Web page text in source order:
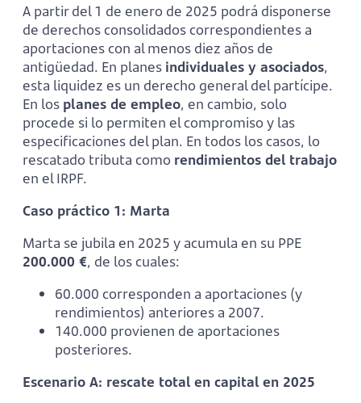
A partir del 1 de enero de 2025 podrá disponerse
de derechos consolidados correspondientes a
aportaciones con al menos diez años de
antigüedad. En planes individuales y asociados,
esta liquidez es un derecho general del partícipe.
En los planes de empleo, en cambio, solo
procede si lo permiten el compromiso y las
especificaciones del plan. En todos los casos, lo
rescatado tributa como rendimientos del trabajo
en el IRPF.
Caso práctico 1: Marta
Marta se jubila en 2025 y acumula en su PPE
200.000 €, de los cuales:
60.000 corresponden a aportaciones (y
rendimientos) anteriores a 2007.
140.000 provienen de aportaciones
posteriores.
Escenario A: rescate total en capital en 2025